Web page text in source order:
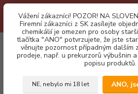
je neustálé porušování obchodních
produkty z SK zasílejte objednávky
Vážení zákazníci! POZOR! NA
Firemní zákazníci z SK zasílejte
chemikálií je omezen pro osoby
tlačítka "ANO" potvrzujete, že jste
věnujte pozornost případným dalším
prodeje, např. u prekurzorů výbušnin
popisu produktů.
NE, nebylo mi 18 let ANO,
CZK